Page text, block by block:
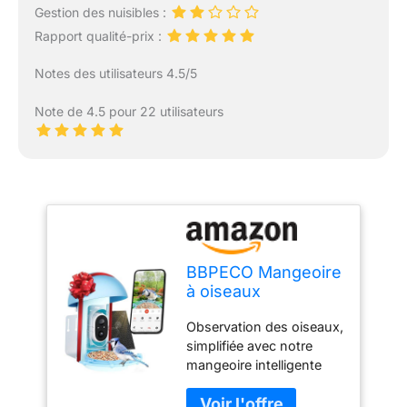
Gestion des nuisibles :
Rapport qualité-prix :
Notes des utilisateurs 4.5/5
Note de 4.5 pour 22 utilisateurs
BBPECO Mangeoire
à oiseaux
appareil photo,
alimentation solaire,
bleu
Observation des oiseaux,
simplifiée avec notre
mangeoire intelligente
besoin de jumelles. Notre